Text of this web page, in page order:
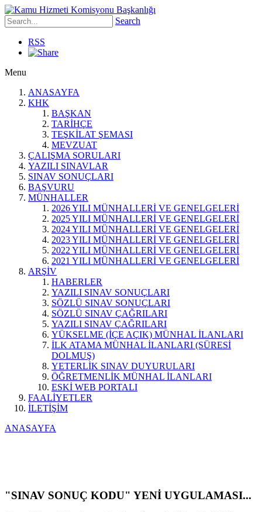
Search
RSS
Menu
ANASAYFA
KHK
BAŞKAN
TARİHÇE
TEŞKİLAT ŞEMASI
MEVZUAT
ÇALIŞMA SORULARI
YAZILI SINAVLAR
SINAV SONUÇLARI
BAŞVURU
MÜNHALLER
2026 YILI MÜNHALLERİ VE GENELGELERİ
2025 YILI MÜNHALLERİ VE GENELGELERİ
2024 YILI MÜNHALLERİ VE GENELGELERİ
2023 YILI MÜNHALLERİ VE GENELGELERİ
2022 YILI MÜNHALLERİ VE GENELGELERİ
2021 YILI MÜNHALLERİ VE GENELGELERİ
ARŞİV
HABERLER
YAZILI SINAV SONUÇLARI
SÖZLÜ SINAV SONUÇLARI
SÖZLÜ SINAV ÇAĞRILARI
YAZILI SINAV ÇAĞRILARI
YÜKSELME (İÇE AÇIK) MÜNHAL İLANLARI
İLK ATAMA MÜNHAL İLANLARI (SÜRESİ
DOLMUŞ)
YETERLİK SINAV DUYURULARI
ÖĞRETMENLİK MÜNHAL İLANLARI
ESKİ WEB PORTALI
FAALİYETLER
İLETİŞİM
ANASAYFA
"SINAV SONUÇ KODU" YENİ UYGULAMASI...